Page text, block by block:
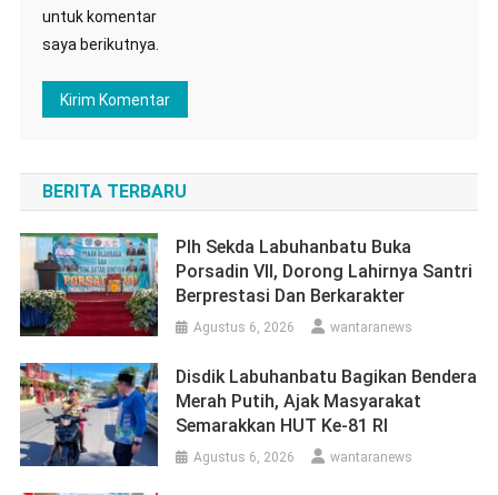
untuk komentar
saya berikutnya.
BERITA TERBARU
Plh Sekda Labuhanbatu Buka
Porsadin VII, Dorong Lahirnya Santri
Berprestasi Dan Berkarakter
Agustus 6, 2026 wantaranews
Disdik Labuhanbatu Bagikan Bendera
Merah Putih, Ajak Masyarakat
Semarakkan HUT Ke-81 RI
Agustus 6, 2026 wantaranews